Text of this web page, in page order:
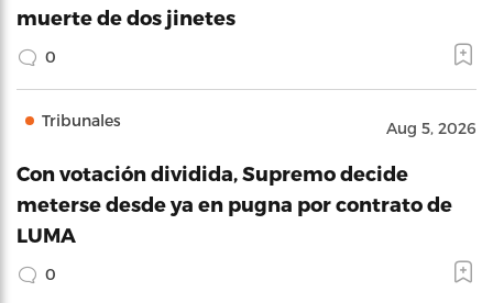
muerte de dos jinetes
0
Tribunales Aug 5, 2026
Con votación dividida, Supremo decide
meterse desde ya en pugna por contrato de
LUMA
0